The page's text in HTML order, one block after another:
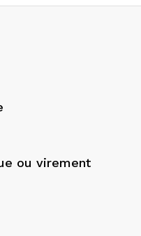
ou virement